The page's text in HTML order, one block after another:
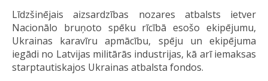
Līdzšinējais aizsardzības nozares atbalsts ietver
Nacionālo bruņoto spēku rīcībā esošo ekipējumu,
Ukrainas karavīru apmācību, spēju un ekipējuma
iegādi no Latvijas militārās industrijas, kā arī iemaksas
starptautiskajos Ukrainas atbalsta fondos.